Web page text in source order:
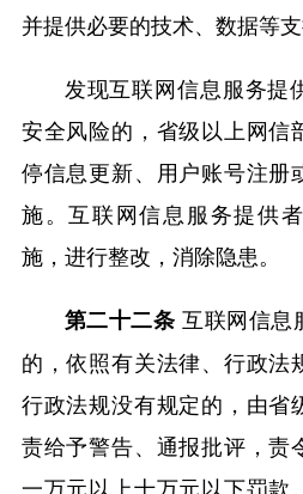
并提供必要的技术、数据等支
发现互联网信息服务提
安全风险的，省级以上网信
停信息更新、用户账号注册
施。互联网信息服务提供
施，进行整改，消除隐患。
第二十二条 互联网信息
的，依照有关法律、行政法
行政法规没有规定的，由省
责给予警告、通报批评，责
一万元以上十万元以下罚款